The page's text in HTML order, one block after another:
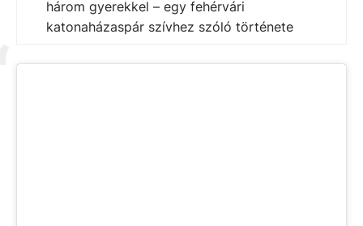
három gyerekkel – egy fehérvári
katonaházaspár szívhez szóló története